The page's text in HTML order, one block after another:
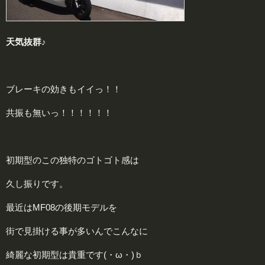
天気抜群♪
ブレーキの効きもイイっ！！
共振も無いっ！！！！！！
初期型のこの独特のゴトゴト感は
久し振りです。
最近はMF08の後期モデルを
街で見掛ける事が多いんでこんなに
綺麗な初期型は貴重です(・ω・)ｂ